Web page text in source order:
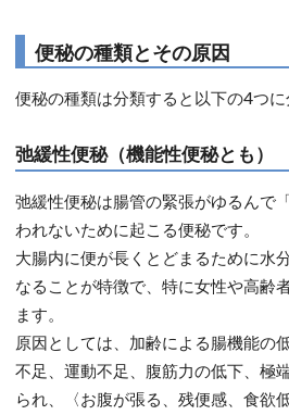
便秘の種類とその原因
便秘の種類は分類すると以下の4つに
弛緩性便秘（機能性便秘とも）
弛緩性便秘は腸管の緊張がゆるんで
われないために起こる便秘です。
大腸内に便が長くとどまるために水
なることが特徴で、特に女性や高齢
ます。
原因としては、加齢による腸機能の
不足、運動不足、腹筋力の低下、極
られ、〈お腹が張る、残便感、食欲